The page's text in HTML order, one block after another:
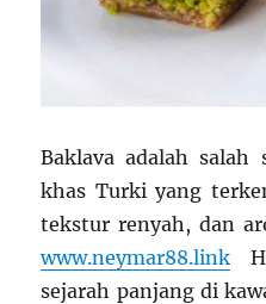
Baklava adalah salah
khas Turki yang
tekstur renyah, dan
www.neymar88.link
sejarah panjang di